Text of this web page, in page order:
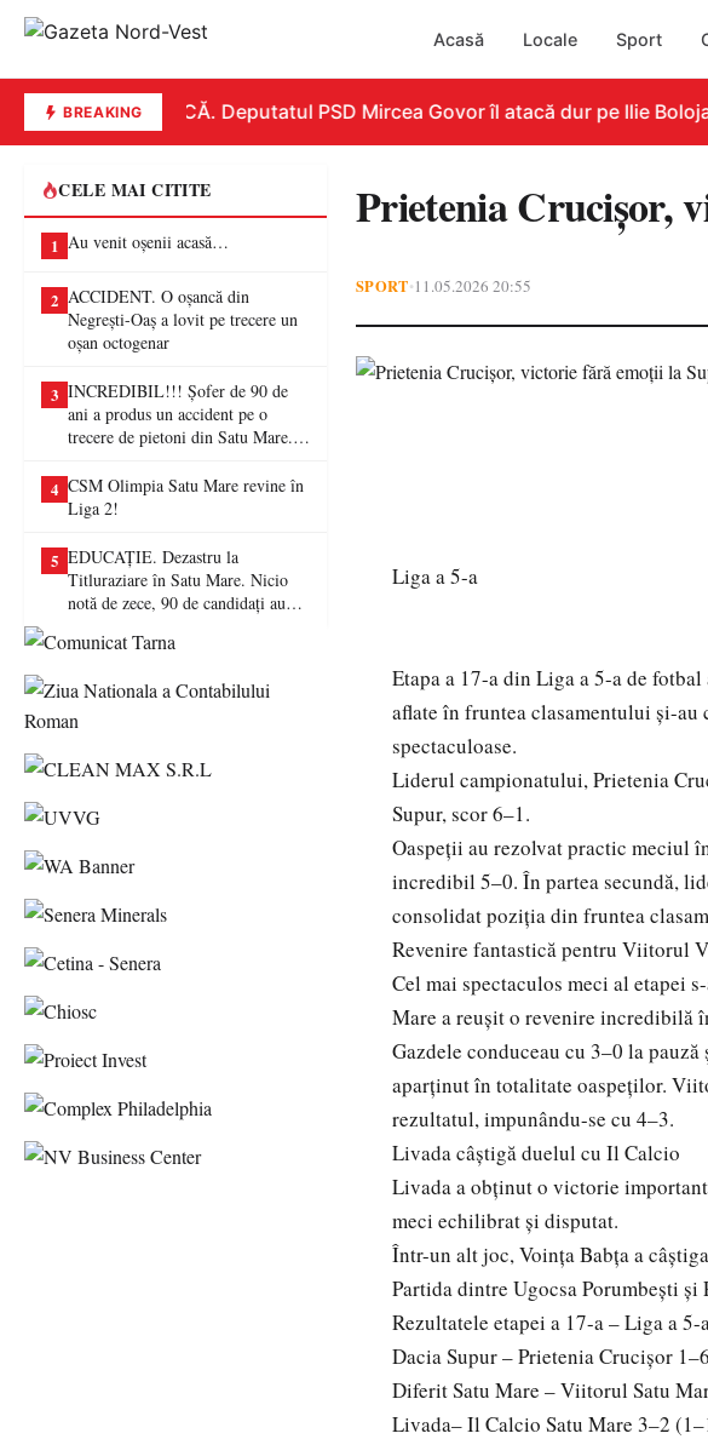
Acasă Locale Sport
BREAKINGREPLICĂ. Deputatul PSD Mircea Govor îl atacă dur pe Ilie
CELE MAI CITITE
1 Au venit oșenii acasă…
2 ACCIDENT. O oșancă din
Negrești-Oaș a lovit pe trecere un
oșan octogenar
3 INCREDIBIL!!! Șofer de 90 de
ani a produs un accident pe o
trecere de pietoni din Satu Mare. O
4 CSM Olimpia Satu Mare revine în
Liga 2!
5 EDUCAȚIE. Dezastru la
Titluraziare în Satu Mare. Nicio
notă de zece, 90 de candidați au
Prietenia Crucișor,
SPORT•11.05.2026 20:55
Liga a 5-a
Etapa a 17-a din Liga a 5-a de
aflate în fruntea clasamentului și-
spectaculoase.
Liderul campionatului, Prietenia
Supur, scor 6–1.
Oaspeții au rezolvat practic meciul
incredibil 5–0. În partea secundă,
consolidat poziția din fruntea
Revenire fantastică pentru Viitorul
Cel mai spectaculos meci al etapei
Mare a reușit o revenire incredibilă
Gazdele conduceau cu 3–0 la
aparținut în totalitate oaspeților.
rezultatul, impunându-se cu 4–3.
Livada câștigă duelul cu Il Calcio
Livada a obținut o victorie
meci echilibrat și disputat.
Într-un alt joc, Voința Babța a
Partida dintre Ugocsa Porumbești
Rezultatele etapei a 17-a – Liga a 5-
Dacia Supur – Prietenia Crucișor
Diferit Satu Mare – Viitorul Satu
Livada– Il Calcio Satu Mare 3–2